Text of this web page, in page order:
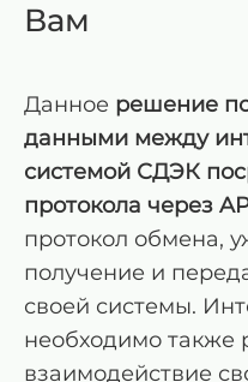
Вам
Данное решение
данными между
системой СДЭК
протокола через
протокол обмена,
получение и
своей системы.
необходимо также
взаимодействие